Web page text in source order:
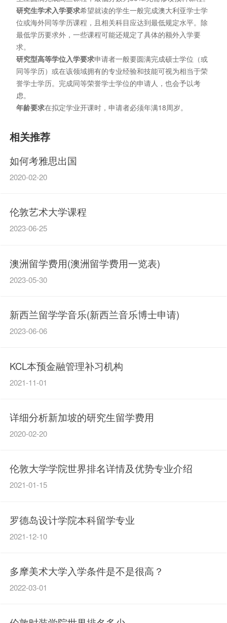
研究生学术入学要求希望就读的学生一般完成澳大利亚学士学
位或海外同等学历课程，且相关科目应达到最低规定水平。除
最低学历要求外，一些课程可能还规定了具体的额外入学要
求。
研究型高等学位入学要求申请者一般要圆满完成硕士学位（或
同等学历）或在该领域拥有的专业经验和技能可视为相当于荣
誉学士学历。完成同等荣誉学士学位的申请人，也会予以考
虑。
年龄要求在拟定学业开课时，申请者必须年满18周岁。
相关推荐
如何考雅思出国
2020-02-20
伦敦艺术大学课程
2023-06-25
澳洲留学费用(澳洲留学费用一览表)
2023-05-30
新西兰留学学音乐(新西兰音乐博士申请)
2023-06-06
KCL本预金融管理补习机构
2021-11-01
详细分析新加坡的研究生留学费用
2020-02-20
伦敦大学学院世界排名详情及优势专业介绍
2021-01-15
罗德岛设计学院本科留学专业
2021-12-10
多摩美术大学入学条件是不是很高？
2022-03-01